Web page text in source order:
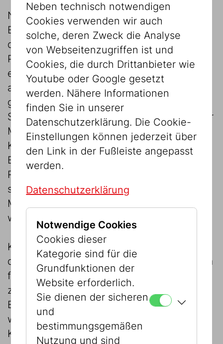
Noch weniger geläufig ist, dass an der
Entstehung dieser Verfassung maßgeblich
der Jurist Hans Kelsen beteiligt war. 1881 in
Prag geboren, wuchs Kelsen in Wien in
einer deutschsprachigen jüdischen Familie
auf; sein Vater, ein Lusterfabrikant,
gestaltete u. a. die Beleuchtung in Wiener
Synagogen. Nach dem Zusammenbruch der
Monarchie wurde Kelsen von Staatskanzler
Karl Renner mit der Arbeit an einer
Bundesstaatsverfassung für die junge
Republik beauftragt. Er entwickelte das –
später so bezeichnete – österreichische
Modell der Verfassungsgerichtsbarkeit, das
weltweit Nachahmung fand.
Kelsen, der von 1918 bis 1930 Professor an
der Universität Wien war, erlangte vor allem
für seine Beiträge zur Rechtstheorie und
zur Politischen Theorie internationale
Bekanntheit. Für seine innovativen Ansätze
wurde er – im zunehmend antisemitischen
Klima der Zeit – angefeindet. Bereits 1930
Neben technisch notwendigen
Cookies verwenden wir auch
solche, deren Zweck die Analyse
von Webseitenzugriffen ist und
Cookies, die durch Drittanbieter wie
Youtube oder Google gesetzt
werden. Nähere Informationen
finden Sie in unserer
Datenschutzerklärung. Die Cookie-
Einstellungen können jederzeit über
den Link in der Fußleiste angepasst
werden.
Datenschutzerklärung
Notwendige Cookies
Cookies dieser
Kategorie sind für die
Grundfunktionen der
Website erforderlich.
Sie dienen der sicheren
und
bestimmungsgemäßen
Nutzung und sind